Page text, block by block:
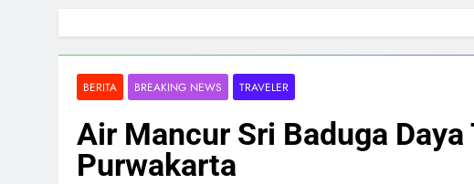
BERITA BREAKING NEWS TRAVELER
Air Mancur Sri Baduga
Purwakarta